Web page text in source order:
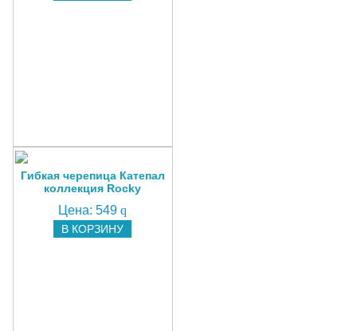
Гибкая черепица Катепал
коллекция Rocky
Цена:549 q
В КОРЗИНУ